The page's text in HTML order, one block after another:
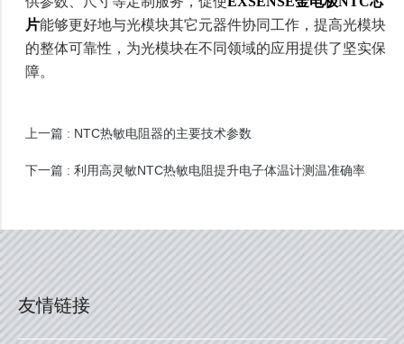
片能够更好地与光模块其它元器件协同工作，提高光模块
的整体可靠性，为光模块在不同领域的应用提供了坚实保
障。
上一篇 : NTC热敏电阻器的主要技术参数
下一篇 : 利用高灵敏NTC热敏电阻提升电子体温计测温准确率
友情链接